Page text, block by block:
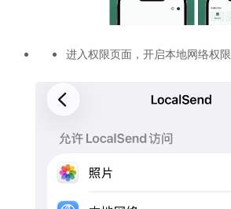
进入权限页面，开启本地网络权限